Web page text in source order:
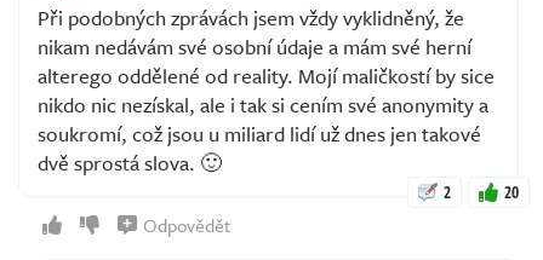
Při podobných zprávách jsem vždy vyklidněný, že
nikam nedávám své osobní údaje a mám své herní
alterego oddělené od reality. Mojí maličkostí by sice
nikdo nic nezískal, ale i tak si cením své anonymity a
soukromí, což jsou u miliard lidí už dnes jen takové
dvě sprostá slova. 🙂
2 20
Odpovědět